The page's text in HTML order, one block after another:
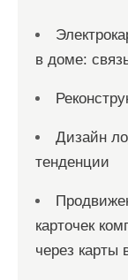
в доме:
Дизайн
тенденции
карточек
через карты